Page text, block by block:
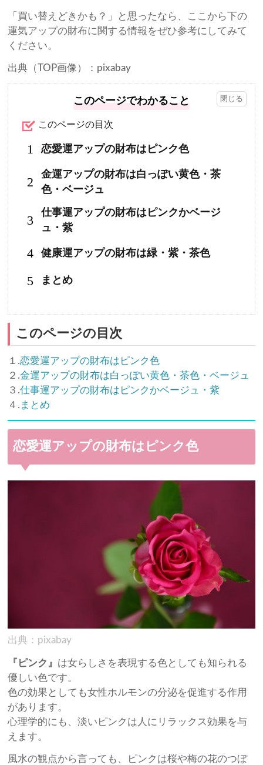
「買い替えどきかも？」と思ったなら、ここから下の
運気アップの財布に関する情報をぜひ参考にしてみて
ください。
出典（TOP画像）：pixabay
このページでわかること
このページの目次
1 恋愛運アップの財布はピンク色
2
金運アップの財布は白っぽい黄色・茶
色・ベージュ
3
仕事運アップの財布はピンクかベージ
ュ・紫
4 健康運アップの財布は緑・紫・茶色
5 まとめ
このページの目次
１.恋愛運アップの財布はピンク色
２.金運アップの財布は白っぽい黄色・茶色・ベージュ
３.仕事運アップの財布はピンクかベージュ・紫
４. まとめ
恋愛運アップの財布はピンク色
出典：pixabay
『ピンク』 は女らしさを表現する色としても知られる
優しい色です。
色の効果としても女性ホルモンの分泌を促進する作用
があります。
心理学的にも、淡いピンクは人にリラックス効果を与
えます。
風水の観点から言っても、ピンクは桜や梅の花のつぼ